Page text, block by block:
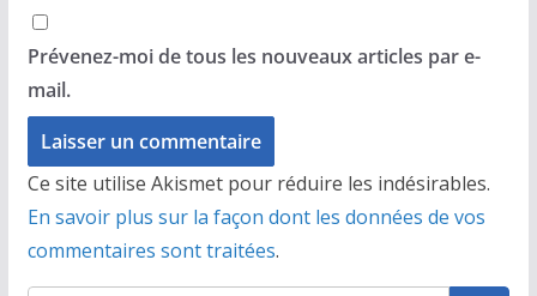
Prévenez-moi de tous les nouveaux articles par e-
mail.
Ce site utilise Akismet pour réduire les indésirables.
En savoir plus sur la façon dont les données de vos
commentaires sont traitées.